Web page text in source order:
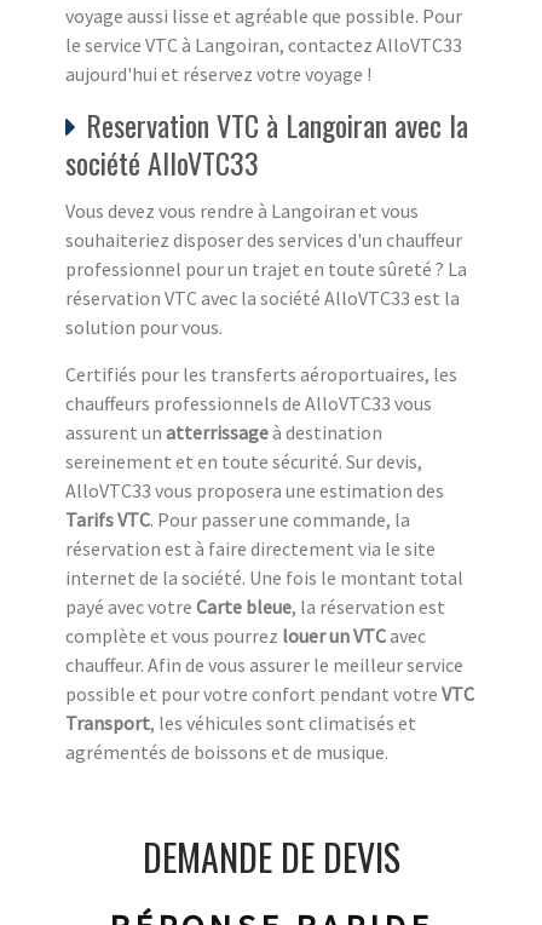
voyage aussi lisse et agréable que possible. Pour
le service VTC à Langoiran, contactez AlloVTC33
aujourd'hui et réservez votre voyage !
Reservation VTC à Langoiran avec la
société AlloVTC33
Vous devez vous rendre à Langoiran et vous
souhaiteriez disposer des services d'un chauffeur
professionnel pour un trajet en toute sûreté ? La
réservation VTC avec la société AlloVTC33 est la
solution pour vous.
Certifiés pour les transferts aéroportuaires, les
chauffeurs professionnels de AlloVTC33 vous
assurent un atterrissageà destination
sereinement et en toute sécurité. Sur devis,
AlloVTC33 vous proposera une estimation des
Tarifs VTC. Pour passer une commande, la
réservation est à faire directement via le site
internet de la société. Une fois le montant total
payé avec votre Carte bleue, la réservation est
complète et vous pourrez louer un VTCavec
chauffeur. Afin de vous assurer le meilleur service
possible et pour votre confort pendant votre VTC
Transport, les véhicules sont climatisés et
agrémentés de boissons et de musique.
DEMANDE DE DEVIS